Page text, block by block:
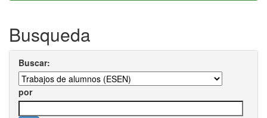
Busqueda
Buscar:
por